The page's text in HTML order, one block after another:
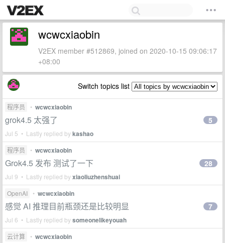
wcwcxiaobin
V2EX member #512869, joined on 2020-10-15 09:06:17
+08:00
Switch topics list
程序员 • wcwcxiaobin
grok4.5 太强了
Jul 5 • Lastly replied bykashao
5
程序员 • wcwcxiaobin
Grok4.5 发布 测试了一下
Jul 9 • Lastly replied byxiaoliuzhenshuai
28
OpenAI • wcwcxiaobin
感觉 AI 推理目前瓶颈还是比较明显
Jul 6 • Lastly replied bysomeonelikeyouah
7
云计算 • wcwcxiaobin